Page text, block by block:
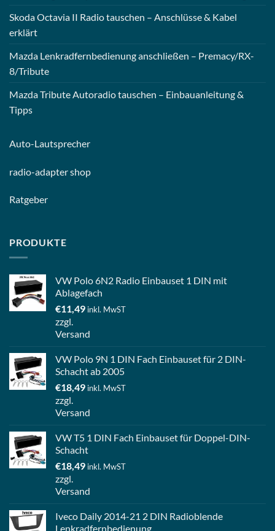
Skoda Octavia II Radio tauschen – Anschlüsse & Kabel
erklärt
Mazda Lenkradfernbedienung anschließen – Premacy/RX-
8/Tribute
Mazda Tribute Autoradio tauschen – Einbauanleitung &
Tipps
Auto-Lautsprecher
radio-adapter shop
Ratgeber
PRODUKTE
VW Polo 6N2 Radio Einbauset 1 DIN mit
Ablagefach
€11,49 inkl. MwST
zzgl.
Versand
VW Polo 9N 1 DIN Fach Einbauset für 2 DIN-
Schacht ab 2005
€18,49 inkl. MwST
zzgl.
Versand
VW T5 1 DIN Fach Einbauset für Doppel-DIN-
Schacht
€18,49 inkl. MwST
zzgl.
Versand
Iveco Daily 2014-21 2 DIN Radioblende
Lenkradfernbedienung